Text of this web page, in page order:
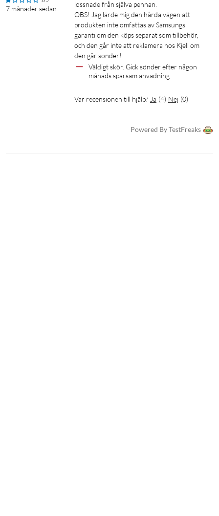
7 månader sedan
lossnade från själva pennan.
OBS! Jag lärde mig den hårda vägen att
produkten inte omfattas av Samsungs
garanti om den köps separat som tillbehör,
och den går inte att reklamera hos Kjell om
den går sönder!
Väldigt skör. Gick sönder efter någon
månads sparsam anvädning
Var recensionen till hjälp? Ja (4) Nej (0)
Powered By TestFreaks